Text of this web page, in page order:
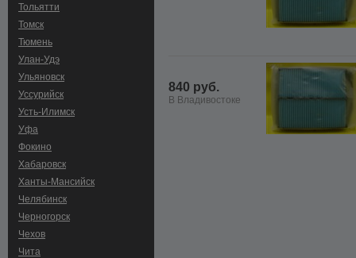
Тольятти
Томск
Тюмень
Улан-Удэ
Ульяновск
Уссурийск
Усть-Илимск
Уфа
Фокино
Хабаровск
Ханты-Мансийск
Челябинск
Черногорск
Чехов
Чита
840 руб.
В Владивостоке